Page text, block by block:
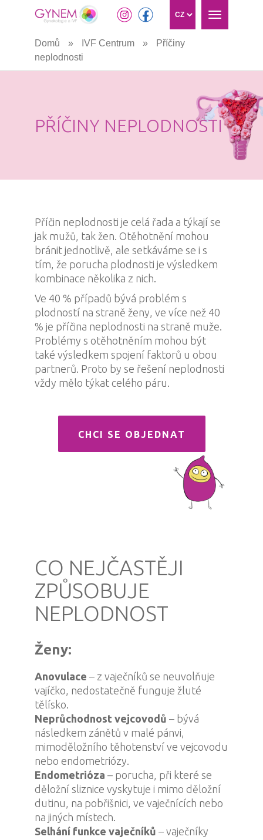
Toggle
navigation
Domů
» IVF Centrum »
Příčiny
neplodnosti
PŘÍČINY NEPLODNOSTI
Příčin neplodnosti je celá řada a týkají se
jak mužů, tak žen. Otěhotnění mohou
bránit jednotlivě, ale setkáváme se i s
tím, že porucha plodnosti je výsledkem
kombinace několika z nich.
Ve 40 % případů bývá problém s
plodností na straně ženy, ve více než 40
% je příčina neplodnosti na straně muže.
Problémy s otěhotněním mohou být
také výsledkem spojení faktorů u obou
partnerů. Proto by se řešení neplodnosti
vždy mělo týkat celého páru.
CHCI SE OBJEDNAT
CO NEJČASTĚJI
ZPŮSOBUJE
NEPLODNOST
Ženy:
Anovulace – z vaječníků se neuvolňuje
vajíčko, nedostatečně funguje žluté
tělísko.
Neprůchodnost vejcovodů – bývá
následkem zánětů v malé pánvi,
mimoděložního těhotenství ve vejcovodu
nebo endometriózy.
Endometrióza – porucha, při které se
děložní sliznice vyskytuje i mimo děložní
dutinu, na pobřišnici, ve vaječnících nebo
na jiných místech.
Selhání funkce vaječníků – vaječníky